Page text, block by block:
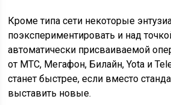
Кроме типа сети некоторые
поэкспериментировать и над
автоматически присваиваемой
от МТС, Мегафон, Билайн, Yota и
станет быстрее, если вместо
выставить новые.